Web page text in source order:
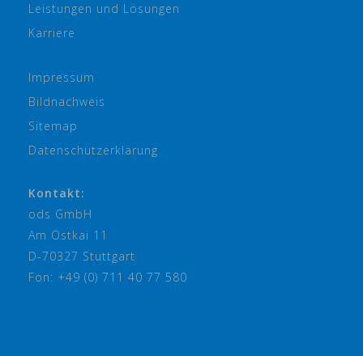
Leistungen und Lösungen
Karriere
Impressum
Bildnachweis
Sitemap
Datenschutzerklärung
Kontakt:
ods GmbH
Am Ostkai 11
D-70327 Stuttgart
Fon: +49 (0) 711 40 77 580